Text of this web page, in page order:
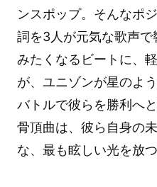
ンスポップ。そんなポ
詞を3人が元気な歌声
みたくなるビートに、
が、ユニゾンが星のよ
バトルで彼らを勝利へ
骨頂曲は、彼ら自身の
な、最も眩しい光を放